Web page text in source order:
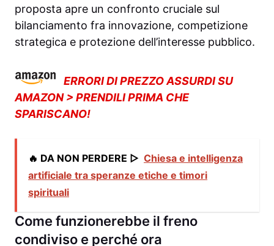
proposta apre un confronto cruciale sul
bilanciamento fra innovazione, competizione
strategica e protezione dell’interesse pubblico.
ERRORI DI PREZZO ASSURDI SU
AMAZON > PRENDILI PRIMA CHE
SPARISCANO!
🔥 DA NON PERDERE ▷ Chiesa e intelligenza
artificiale tra speranze etiche e timori
spirituali
Come funzionerebbe il freno
condiviso e perché ora